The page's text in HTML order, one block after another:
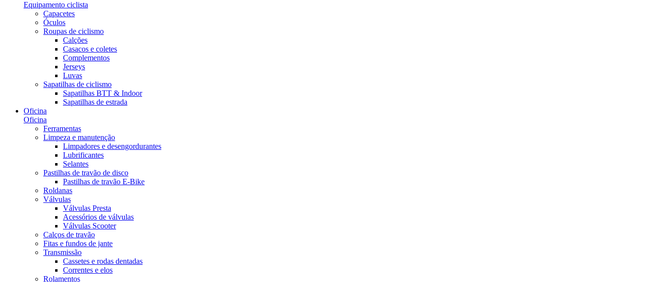
Equipamento ciclista
Capacetes
Óculos
Roupas de ciclismo
Calções
Casacos e coletes
Complementos
Jerseys
Luvas
Sapatilhas de ciclismo
Sapatilhas BTT & Indoor
Sapatilhas de estrada
Oficina
Oficina
Ferramentas
Limpeza e manutenção
Limpadores e desengordurantes
Lubrificantes
Selantes
Pastilhas de travão de disco
Pastilhas de travão E-Bike
Roldanas
Válvulas
Válvulas Presta
Acessórios de válvulas
Válvulas Scooter
Calços de travão
Fitas e fundos de jante
Transmissão
Cassetes e rodas dentadas
Correntes e elos
Rolamentos